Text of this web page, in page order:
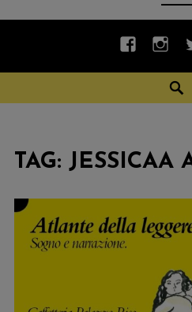
fb
TAG: JESSICAA